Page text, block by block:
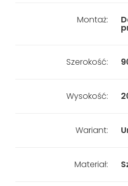
Montaż:
Szerokość:
Wysokość:
Wariant:
Materiał: